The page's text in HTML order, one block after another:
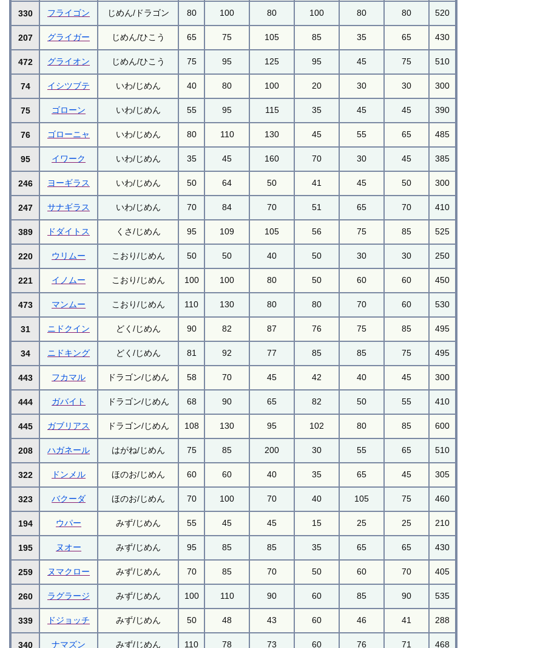
330 フライゴン じめん/ドラゴン 80 100 80 100 80 80 520
207 グライガー じめん/ひこう 65 75 105 85 35 65 430
472 グライオン じめん/ひこう 75 95 125 95 45 75 510
74 イシツブテ いわ/じめん 40 80 100 20 30 30 300
75 ゴローン いわ/じめん 55 95 115 35 45 45 390
76 ゴローニャ いわ/じめん 80 110 130 45 55 65 485
95 イワーク いわ/じめん 35 45 160 70 30 45 385
246 ヨーギラス いわ/じめん 50 64 50 41 45 50 300
247 サナギラス いわ/じめん 70 84 70 51 65 70 410
389 ドダイトス くさ/じめん 95 109 105 56 75 85 525
220 ウリムー こおり/じめん 50 50 40 50 30 30 250
221 イノムー こおり/じめん 100 100 80 50 60 60 450
473 マンムー こおり/じめん 110 130 80 80 70 60 530
31 ニドクイン どく/じめん 90 82 87 76 75 85 495
34 ニドキング どく/じめん 81 92 77 85 85 75 495
443 フカマル ドラゴン/じめん 58 70 45 42 40 45 300
444 ガバイト ドラゴン/じめん 68 90 65 82 50 55 410
445 ガブリアス ドラゴン/じめん 108 130 95 102 80 85 600
208 ハガネール はがね/じめん 75 85 200 30 55 65 510
322 ドンメル ほのお/じめん 60 60 40 35 65 45 305
323 バクーダ ほのお/じめん 70 100 70 40 105 75 460
194 ウパー みず/じめん 55 45 45 15 25 25 210
195 ヌオー みず/じめん 95 85 85 35 65 65 430
259 ヌマクロー みず/じめん 70 85 70 50 60 70 405
260 ラグラージ みず/じめん 100 110 90 60 85 90 535
339 ドジョッチ みず/じめん 50 48 43 60 46 41 288
340 ナマズン みず/じめん 110 78 73 60 76 71 468